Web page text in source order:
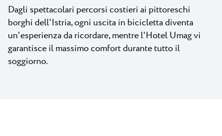
Dagli spettacolari percorsi costieri ai pittoreschi
borghi dell'Istria, ogni uscita in bicicletta diventa
un'esperienza da ricordare, mentre l'Hotel Umag vi
garantisce il massimo comfort durante tutto il
soggiorno.